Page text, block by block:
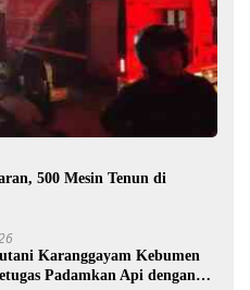
500 Mesin Tenun di
Karanggayam Kebumen
Padamkan Api dengan